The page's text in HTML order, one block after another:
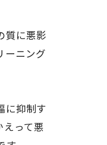
質に悪影
ーニング
に抑制す
って悪